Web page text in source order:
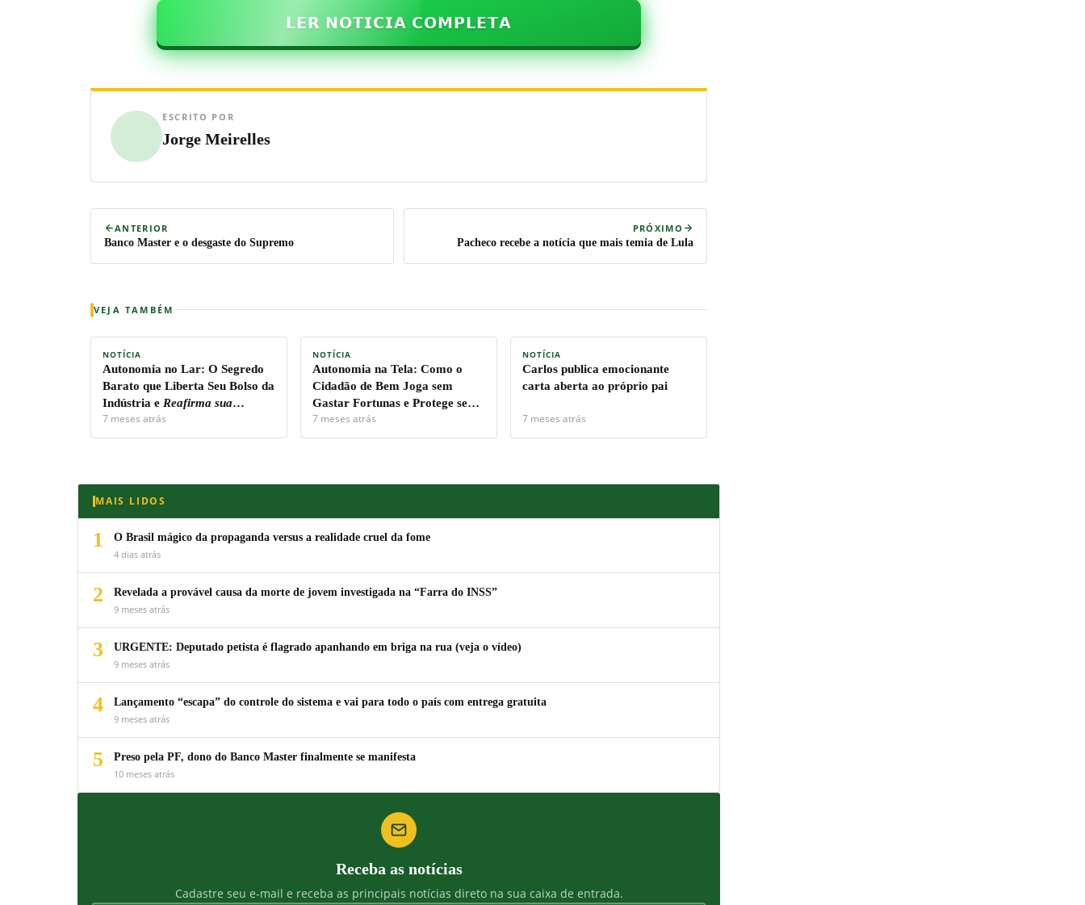
𝗟𝗘𝗥 𝗡𝗢𝗧𝗜𝗖𝗜𝗔 𝗖𝗢𝗠𝗣𝗟𝗘𝗧𝗔
ESCRITO POR
Jorge Meirelles
ANTERIOR
Banco Master e o desgaste do Supremo
PRÓXIMO
Pacheco recebe a notícia que mais temia de Lula
VEJA TAMBÉM
NOTÍCIA
Autonomia no Lar: O Segredo
Barato que Liberta Seu Bolso da
Indústria e Reafirma sua
Soberania Pessoal!
7 meses atrás
NOTÍCIA
Autonomia na Tela: Como o
Cidadão de Bem Joga sem
Gastar Fortunas e Protege seu
Capital.
7 meses atrás
NOTÍCIA
Carlos publica emocionante
carta aberta ao próprio pai
7 meses atrás
MAIS LIDOS
1
O Brasil mágico da propaganda versus a realidade cruel da fome
4 dias atrás
2
Revelada a provável causa da morte de jovem investigada na “Farra do INSS”
9 meses atrás
3
URGENTE: Deputado petista é flagrado apanhando em briga na rua (veja o vídeo)
9 meses atrás
4
Lançamento “escapa” do controle do sistema e vai para todo o país com entrega gratuita
9 meses atrás
5
Preso pela PF, dono do Banco Master finalmente se manifesta
10 meses atrás
Receba as notícias
Cadastre seu e-mail e receba as principais notícias direto na sua caixa de entrada.